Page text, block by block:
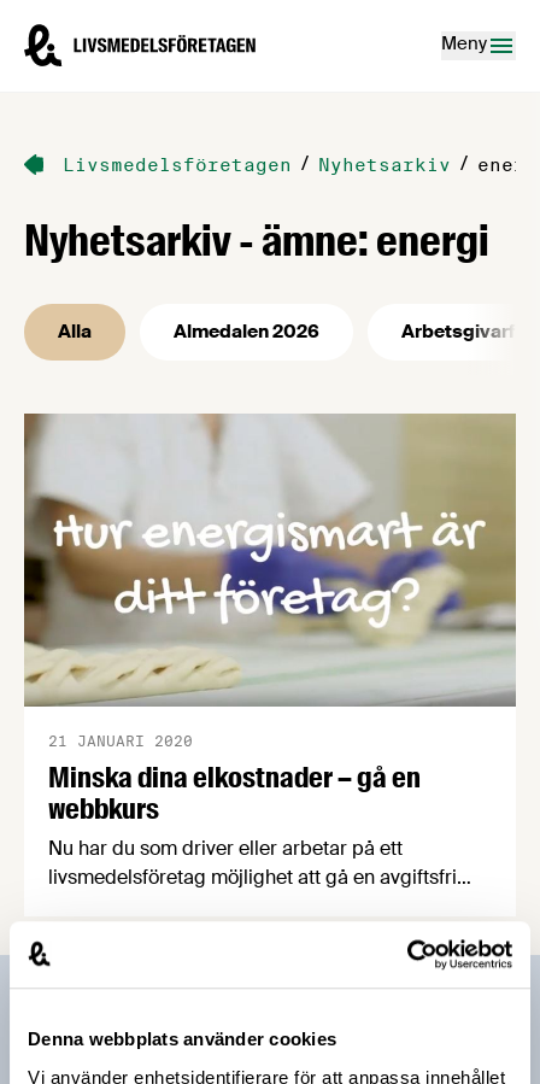
Denna webbplats använder cookies
Vi använder enhetsidentifierare för att anpassa innehållet
Livsmedelsföretagen – till startsidan
Meny
Livsmedelsföretagen / Nyhetsarkiv /
Nyhetsarkiv - ämne: energi
Alla Almedalen 2026
Minska dina elkostnader – gå en
webbkurs
21 JANUARI 2020
Nu har du som driver eller arbetar på ett
livsmedelsföretag möjlighet att gå en avgiftsfri
om hur du kan använda företagets energi på ett
smartare sätt. Kursen är framtagen av
Energimyndigheten i samarbete med
Vårt nyhetsbrev kommer ut 3-4 gånger i månaden och